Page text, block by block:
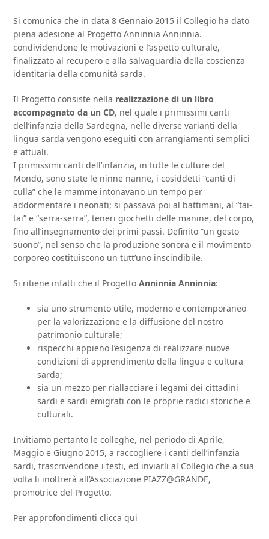
Si comunica che in data 8 Gennaio 2015 il Collegio ha dato
piena adesione al Progetto Anninnia Anninnia.
condividendone le motivazioni e l’aspetto culturale,
finalizzato al recupero e alla salvaguardia della coscienza
identitaria della comunità sarda.
Il Progetto consiste nella realizzazione di un libro
accompagnato da un CD, nel quale i primissimi canti
dell’infanzia della Sardegna, nelle diverse varianti della
lingua sarda vengono eseguiti con arrangiamenti semplici
e attuali.
I primissimi canti dell’infanzia, in tutte le culture del
Mondo, sono state le ninne nanne, i cosiddetti “canti di
culla” che le mamme intonavano un tempo per
addormentare i neonati; si passava poi al battimani, al “tai-
tai” e “serra-serra”, teneri giochetti delle manine, del corpo,
fino all’insegnamento dei primi passi. Definito “un gesto
suono”, nel senso che la produzione sonora e il movimento
corporeo costituiscono un tutt’uno inscindibile.
Si ritiene infatti che il ProgettoAnninnia Anninnia:
sia uno strumento utile, moderno e contemporaneo
per la valorizzazione e la diffusione del nostro
patrimonio culturale;
rispecchi appieno l’esigenza di realizzare nuove
condizioni di apprendimento della lingua e cultura
sarda;
sia un mezzo per riallacciare i legami dei cittadini
sardi e sardi emigrati con le proprie radici storiche e
culturali.
Invitiamo pertanto le colleghe, nel periodo di Aprile,
Maggio e Giugno 2015, a raccogliere i canti dell’infanzia
sardi, trascrivendone i testi, ed inviarli al Collegio che a sua
volta li inoltrerà all’Associazione PIAZZ@GRANDE,
promotrice del Progetto.
Per approfondimenti clicca qui